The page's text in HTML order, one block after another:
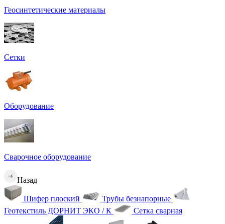
Геосинтетические материалы
Сетки
Оборудование
Сварочное оборудование
Назад
Шифер плоский
Трубы безнапорные
Геотекстиль ДОРНИТ ЭКО / К
Сетка сварная